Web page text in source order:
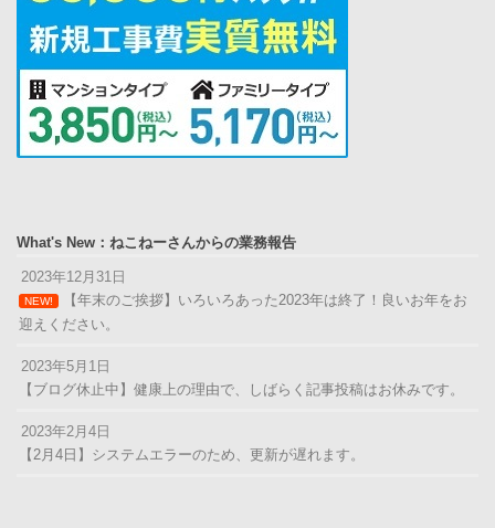
What's New：ねこねーさんからの業務報告
2023年12月31日
NEW!
【年末のご挨拶】いろいろあった2023年は終了！良いお年をお
迎えください。
2023年5月1日
【ブログ休止中】健康上の理由で、しばらく記事投稿はお休みです。
2023年2月4日
【2月4日】システムエラーのため、更新が遅れます。